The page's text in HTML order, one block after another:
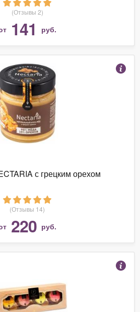
(Отзывы 2)
141 руб.
с грецким орехом
(Отзывы 14)
220 руб.